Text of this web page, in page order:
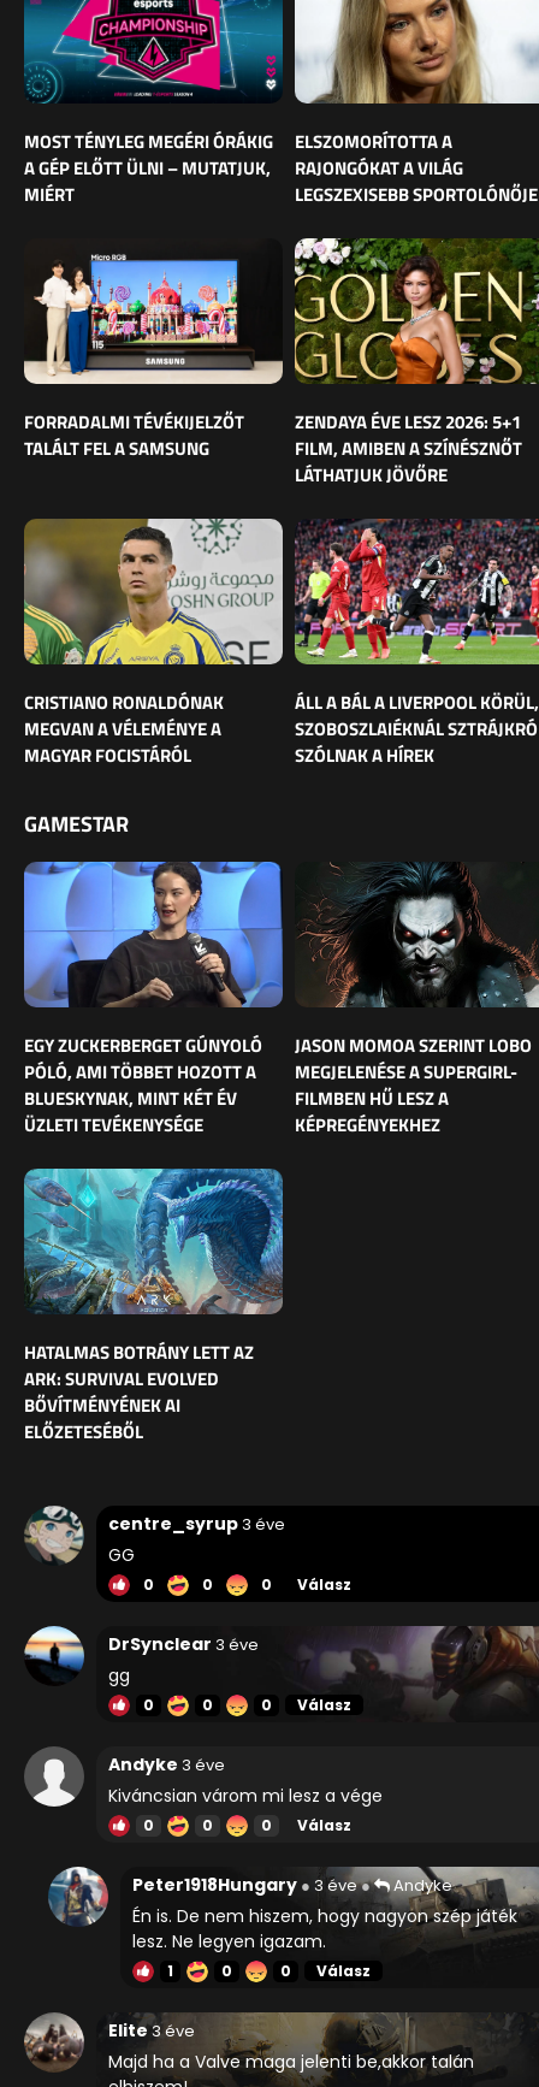
MOST TÉNYLEG MEGÉRI ÓRÁKIG
A GÉP ELŐTT ÜLNI – MUTATJUK,
MIÉRT
ELSZOMORÍTOTTA A
RAJONGÓKAT A VILÁG
LEGSZEXISEBB SPORTOLÓNŐJE
FORRADALMI TÉVÉKIJELZŐT
TALÁLT FEL A SAMSUNG
ZENDAYA ÉVE LESZ 2026: 5+1
FILM, AMIBEN A SZÍNÉSZNŐT
LÁTHATJUK JÖVŐRE
CRISTIANO RONALDÓNAK
MEGVAN A VÉLEMÉNYE A
MAGYAR FOCISTÁRÓL
ÁLL A BÁL A LIVERPOOL KÖRÜL,
SZOBOSZLAIÉKNÁL
SZÓLNAK A HÍREK
GAMESTAR
EGY ZUCKERBERGET GÚNYOLÓ
PÓLÓ, AMI TÖBBET HOZOTT A
BLUESKYNAK, MINT KÉT ÉV
ÜZLETI TEVÉKENYSÉGE
JASON MOMOA SZERINT LOBO
MEGJELENÉSE A SUPERGIRL-
FILMBEN HŰ LESZ A
KÉPREGÉNYEKHEZ
HATALMAS BOTRÁNY LETT AZ
ARK: SURVIVAL EVOLVED
BŐVÍTMÉNYÉNEK AI
ELŐZETESÉBŐL
centre_syrup3 éve
GG
0 0 0 Válasz
DrSynclear 3 éve
gg
0 0 0 Válasz
Andyke 3 éve
Kiváncsian várom mi lesz a vége
0 0 0 Válasz
Peter1918Hungary 3 éve Andyke
Én is. De nem hiszem, hogy nagyon szép játék
lesz. Ne legyen igazam.
1 0 0 Válasz
Elite3 éve
Majd ha a Valve maga jelenti be,akkor talán